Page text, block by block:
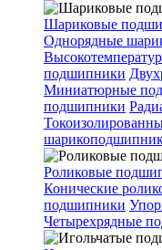
Шариковые
Однорядные
подшипники
Миниатюрные
подшипники
Роликовые
Конические
подшипники
Четырехрядные